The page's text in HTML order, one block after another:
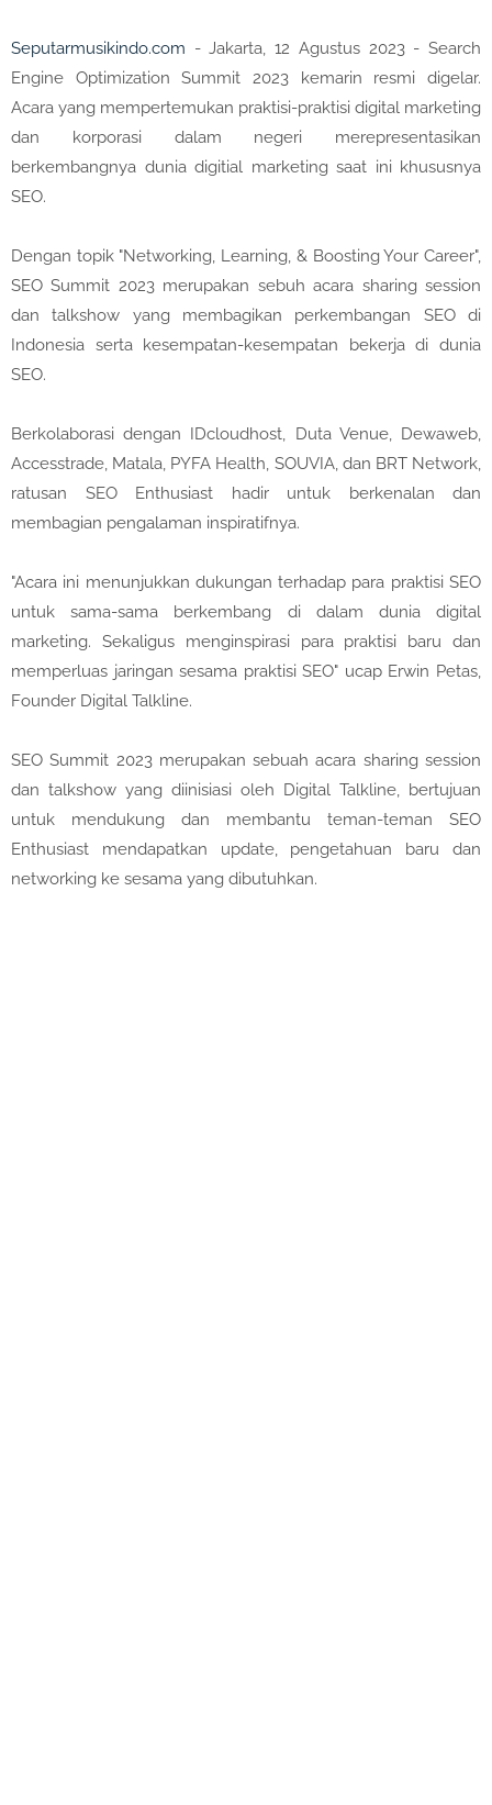
Seputarmusikindo.com - Jakarta, 12 Agustus 2023 - Search
Engine Optimization Summit 2023 kemarin resmi digelar.
Acara yang mempertemukan praktisi-praktisi digital marketing
dan korporasi dalam negeri merepresentasikan
berkembangnya dunia digitial marketing saat ini khususnya
SEO.
Dengan topik "Networking, Learning, & Boosting Your Career",
SEO Summit 2023 merupakan sebuh acara sharing session
dan talkshow yang membagikan perkembangan SEO di
Indonesia serta kesempatan-kesempatan bekerja di dunia
SEO.
Berkolaborasi dengan IDcloudhost, Duta Venue, Dewaweb,
Accesstrade, Matala, PYFA Health, SOUVIA, dan BRT Network,
ratusan SEO Enthusiast hadir untuk berkenalan dan
membagian pengalaman inspiratifnya.
"Acara ini menunjukkan dukungan terhadap para praktisi SEO
untuk sama-sama berkembang di dalam dunia digital
marketing. Sekaligus menginspirasi para praktisi baru dan
memperluas jaringan sesama praktisi SEO" ucap Erwin Petas,
Founder Digital Talkline.
SEO Summit 2023 merupakan sebuah acara sharing session
dan talkshow yang diinisiasi oleh Digital Talkline, bertujuan
untuk mendukung dan membantu teman-teman SEO
Enthusiast mendapatkan update, pengetahuan baru dan
networking ke sesama yang dibutuhkan.